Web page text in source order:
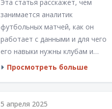
НАВЫКИ
Эта статья расскажет, чем
занимается аналитик
футбольных матчей, как он
работает с данными и для чего
его навыки нужны клубам и
болельщикам. Вы узнаете, какие
интересные инсайты и как начать
Просмотреть больше
5 апреля 2025